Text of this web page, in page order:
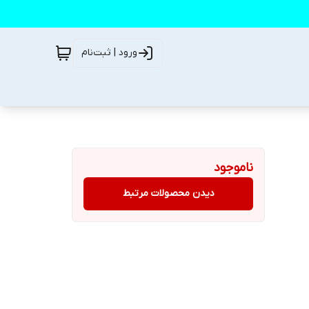
ورود | ثبت‌نام
ناموجود
دیدن محصولات مرتبط